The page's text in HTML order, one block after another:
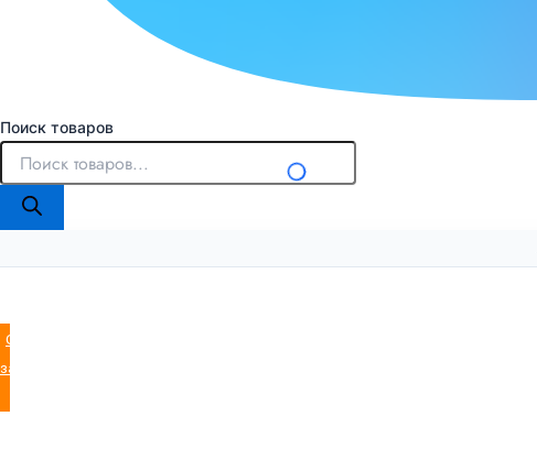
Поиск товаров
Оставить
заявку